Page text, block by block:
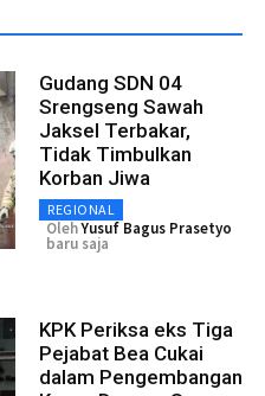
Gudang SDN 04
Srengseng Sawah
Jaksel Terbakar,
Tidak Timbulkan
Korban Jiwa
REGIONAL
OlehYusuf Bagus Prasetyo
baru saja
KPK Periksa eks Tiga
Pejabat Bea Cukai
dalam Pengembangan